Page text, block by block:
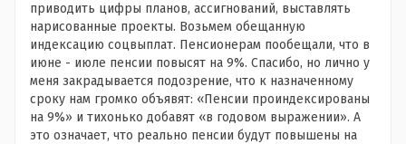
приводить цифры планов, ассигнований, выставлять
нарисованные проекты. Возьмем обещанную
индексацию соцвыплат. Пенсионерам пообещали, что в
июне - июле пенсии повысят на 9%. Спасибо, но лично у
меня закрадывается подозрение, что к назначенному
сроку нам громко объявят: «Пенсии проиндексированы
на 9%» и тихонько добавят «в годовом выражении». А
это означает, что реально пенсии будут повышены на